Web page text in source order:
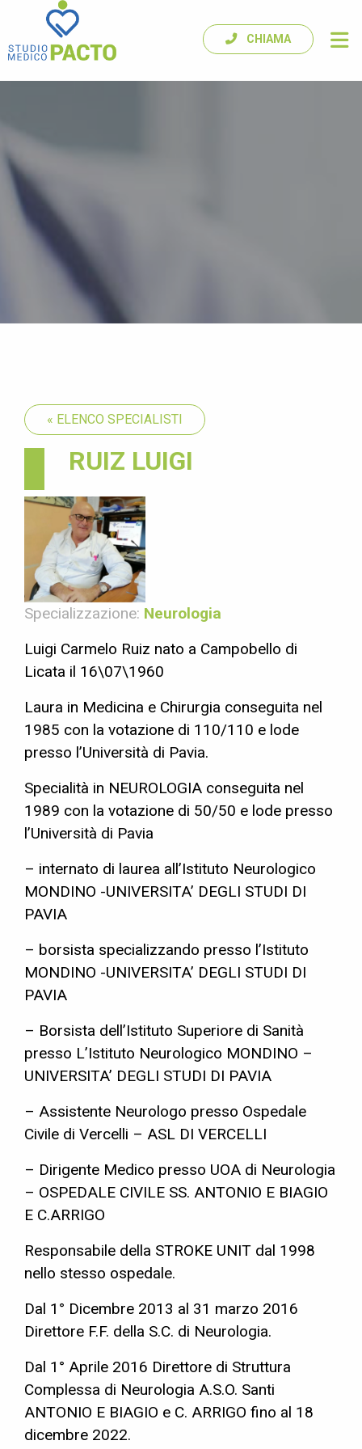
CHIAMA
« ELENCO SPECIALISTI
RUIZ LUIGI
Specializzazione: Neurologia
Luigi Carmelo Ruiz nato a Campobello di
Licata il 16\07\1960
Laura in Medicina e Chirurgia conseguita nel
1985 con la votazione di 110/110 e lode
presso l’Università di Pavia.
Specialità in NEUROLOGIA conseguita nel
1989 con la votazione di 50/50 e lode presso
l’Università di Pavia
– internato di laurea all’Istituto Neurologico
MONDINO -UNIVERSITA’ DEGLI STUDI DI
PAVIA
– borsista specializzando presso l’Istituto
MONDINO -UNIVERSITA’ DEGLI STUDI DI
PAVIA
– Borsista dell’Istituto Superiore di Sanità
presso L’Istituto Neurologico MONDINO –
UNIVERSITA’ DEGLI STUDI DI PAVIA
– Assistente Neurologo presso Ospedale
Civile di Vercelli – ASL DI VERCELLI
– Dirigente Medico presso UOA di Neurologia
– OSPEDALE CIVILE SS. ANTONIO E BIAGIO
E C.ARRIGO
Responsabile della STROKE UNIT dal 1998
nello stesso ospedale.
Dal 1° Dicembre 2013 al 31 marzo 2016
Direttore F.F. della S.C. di Neurologia.
Dal 1° Aprile 2016 Direttore di Struttura
Complessa di Neurologia A.S.O. Santi
ANTONIO E BIAGIO e C. ARRIGO fino al 18
dicembre 2022.